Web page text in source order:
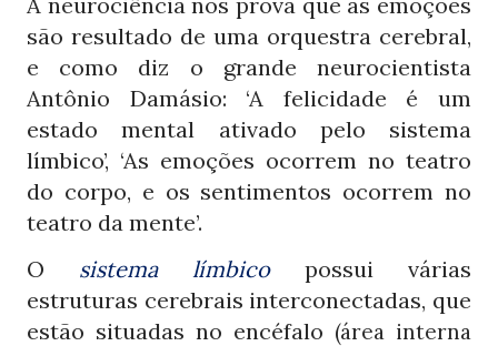
são resultado de uma orquestra cerebral,
e como diz o grande neurocientista
Antônio Damásio: ‘A felicidade é um
estado mental ativado pelo sistema
límbico’, ‘As emoções ocorrem no teatro
do corpo, e os sentimentos ocorrem no
teatro da mente’.
O sistema límbico
possui várias
estruturas cerebrais interconectadas, que
estão situadas no encéfalo (área interna